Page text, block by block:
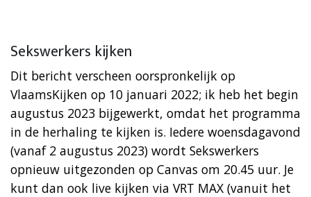
Sekswerkers kijken
Dit bericht verscheen oorspronkelijk op
VlaamsKijken op 10 januari 2022; ik heb het begin
augustus 2023 bijgewerkt, omdat het programma
in de herhaling te kijken is. Iedere woensdagavond
(vanaf 2 augustus 2023) wordt Sekswerkers
opnieuw uitgezonden op Canvas om 20.45 uur. Je
kunt dan ook live kijken via VRT MAX (vanuit het